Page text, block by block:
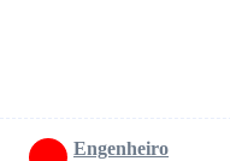
Engenheiro